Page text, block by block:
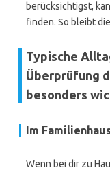
berücksichtigst,
finden. So bleibt
Typische
Überprüfung
besonders
Im
Wenn bei dir zu